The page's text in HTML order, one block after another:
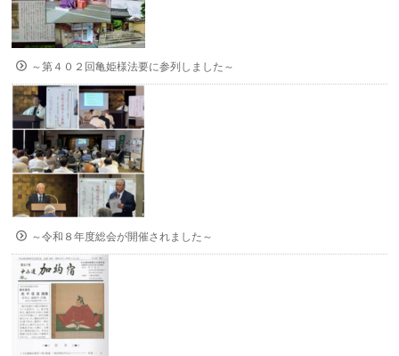
～第４０２回亀姫様法要に参列しました～
～令和８年度総会が開催されました～